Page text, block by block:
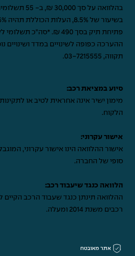
בהלוואה על סך
תקווה, 03-7215555
.
סיוע במציאת רכב:
מימון ישיר אינה אחראית לטיב או
הלקוח.
אישור עקרוני:
אישור ההלוואה הינו אישור עקרוני,
סופי של החברה.
הלוואה כנגד שיעבוד רכב:
ההלוואה תינתן כנגד שעבוד הרכב הקיים
רכבים משנת 2014 ומעלה.
אתר מאובטח